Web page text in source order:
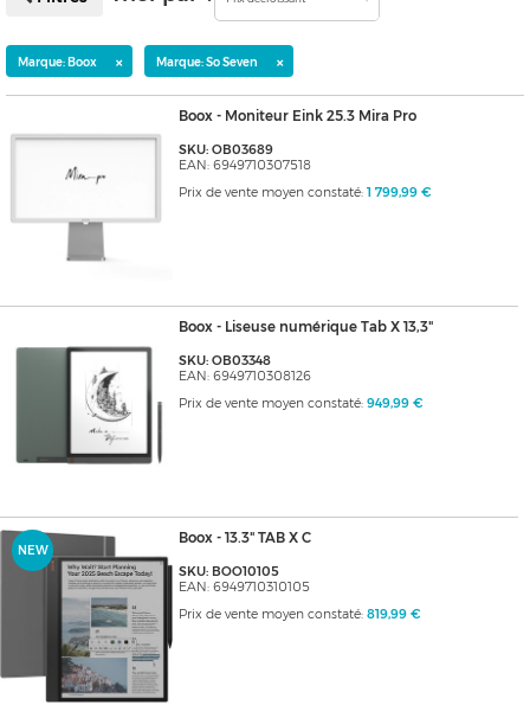
Marque: Boox × Marque: So Seven ×
Boox - Moniteur Eink 25.3 Mira Pro
SKU: OB03689
EAN: 6949710307518
Prix de vente moyen constaté: 1 799,99 €
Boox - Liseuse numérique Tab X 13,3"
SKU: OB03348
EAN: 6949710308126
Prix de vente moyen constaté: 949,99 €
NEW
Boox - 13.3" TAB X C
SKU: BOO10105
EAN: 6949710310105
Prix de vente moyen constaté: 819,99 €